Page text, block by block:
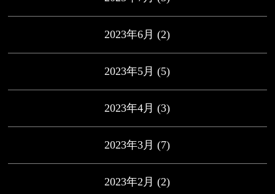
2023年6月 (2)
2023年5月 (5)
2023年4月 (3)
2023年3月 (7)
2023年2月 (2)